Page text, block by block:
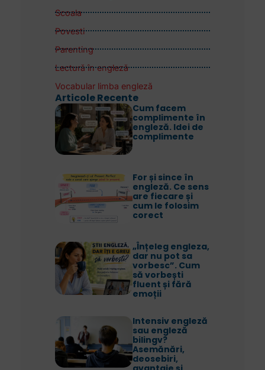
Scoala
Povesti
Parenting
Lectură în engleză
Vocabular limba engleză
Articole Recente
Cum facem
complimente în
engleză. Idei de
complimente
For și since în
engleză. Ce sens
are fiecare și
cum le folosim
corect
„Înțeleg engleza,
dar nu pot sa
vorbesc”. Cum
să vorbești
fluent și fără
emoții
Intensiv engleză
sau engleză
bilingv?
Asemănări,
deosebiri,